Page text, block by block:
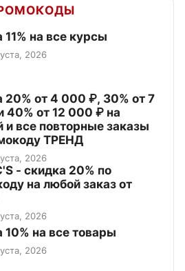
11% на все курсы
2026
20% от 4 000 ₽, 30% от 7
40% от 12 000 ₽ на
и все повторные заказы
ТРЕНД
2026
- скидка 20% по
на любой заказ от
2026
10% на все товары
2026